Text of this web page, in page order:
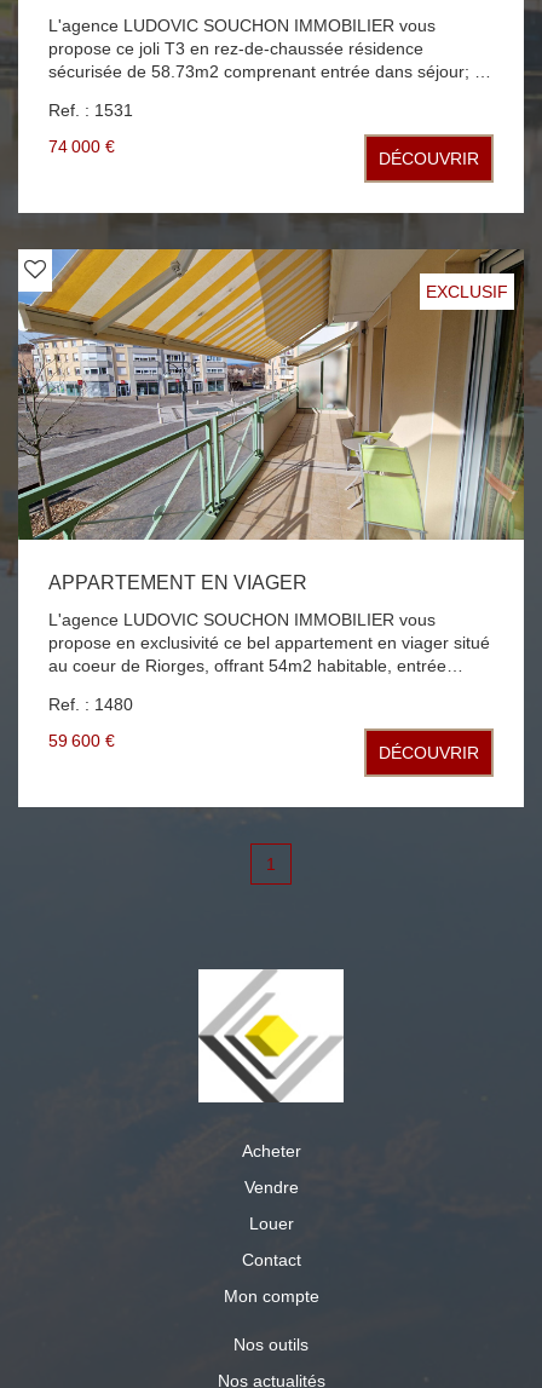
L'agence LUDOVIC SOUCHON IMMOBILIER vous
propose ce joli T3 en rez-de-chaussée résidence
sécurisée de 58.73m2 comprenant entrée dans séjour; 2
chauffage collectif, fenêtres double vitrage PVC possibilité
garage en sus
Ref. : 1531
74 000 €
DÉCOUVRIR
EXCLUSIF
APPARTEMENT EN VIAGER
L'agence LUDOVIC SOUCHON IMMOBILIER vous
propose en exclusivité ce bel appartement en viager situé
au coeur de Riorges, offrant 54m2 habitable, entrée
15m2, cuisine équipée US, une chambre, salle d'eau et
WC place de parking aérienne appartement climatisé et
en très bon état Bouquet 50 000€ rente mensuelle 393€
Ref. : 1480
59 600 €
DÉCOUVRIR
1
Acheter
Vendre
Louer
Contact
Mon compte
Nos outils
Nos actualités